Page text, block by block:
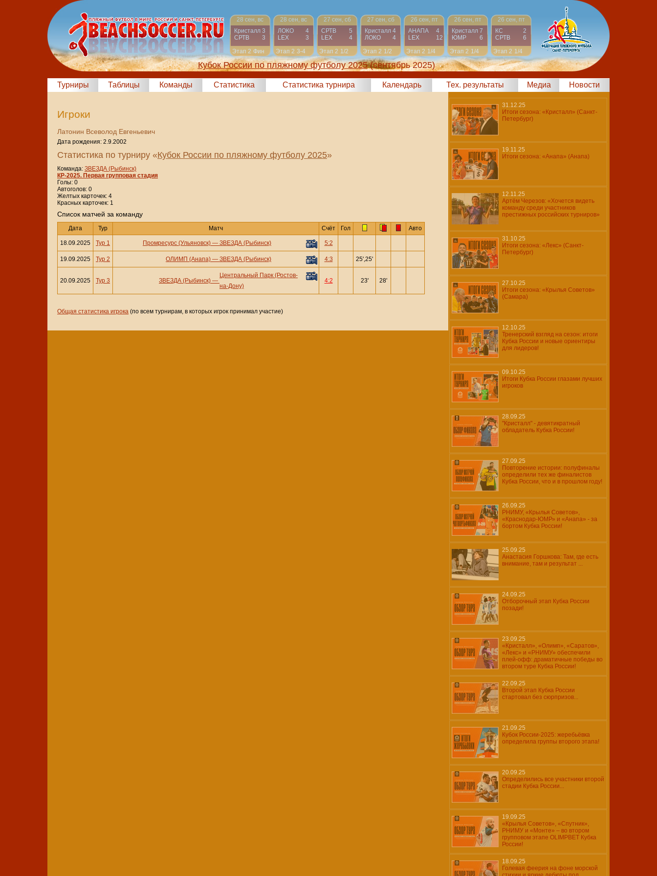
28 сен, вс
Кристалл 3
СРТВ
3
Этап 2 Фин
28 сен, вс
ЛОКО
4
LEX
3
Этап 2 3-4
27 сен, сб
СРТВ
5
LEX
4
Этап 2 1/2
27 сен, сб
Кристалл 4
ЛОКО
4
Этап 2 1/2
26 сен, пт
АНАПА
4
LEX
12
Этап 2 1/4
26 сен, пт
Кристалл 7
ЮМР
6
Этап 2 1/4
26 сен, пт
КС
2
СРТВ
6
Этап 2 1/4
Кубок России по пляжному футболу 2025 (сентябрь 2025)
Турниры Таблицы Команды Статистика Статистика турнира Календарь Тех. результаты Медиа Новости
Игроки
Латонин Всеволод Евгеньевич
Дата рождения: 2.9.2002
Статистика по турниру «Кубок России по пляжному футболу 2025»
Команда: ЗВЕЗДА (Рыбинск)
КР-2025. Первая групповая стадия
Голы: 0
Автоголов: 0
Желтых карточек: 4
Красных карточек: 1
Cписок матчей за команду
Дата Тур Матч Счёт Гол Авто
18.09.2025 Тур 1 Промресурс (Ульяновск) — ЗВЕЗДА (Рыбинск) 5:2
19.09.2025 Тур 2 ОЛИМП (Анапа) — ЗВЕЗДА (Рыбинск) 4:3 25',25'
20.09.2025 Тур 3 ЗВЕЗДА (Рыбинск) —
Центральный Парк (Ростов-
на-Дону)
4:2 23' 28'
Общая статистика игрока (по всем турнирам, в которых игрок принимал участие)
31.12.25
Итоги сезона: «Кристалл» (Санкт-
Петербург)
19.11.25
Итоги сезона: «Анапа» (Анапа)
12.11.25
Артём Черезов: «Хочется видеть
команду среди участников
престижных российских турниров»
31.10.25
Итоги сезона: «Лекс» (Санкт-
Петербург)
27.10.25
Итоги сезона: «Крылья Советов»
(Самара)
12.10.25
Тренерский взгляд на сезон: итоги
Кубка России и новые ориентиры
для лидеров!
09.10.25
Итоги Кубка России глазами лучших
игроков
28.09.25
"Кристалл" - девятикратный
обладатель Кубка России!
27.09.25
Повторение истории: полуфиналы
определили тех же финалистов
Кубка России, что и в прошлом году!
26.09.25
РНИМУ, «Крылья Советов»,
«Краснодар-ЮМР» и «Анапа» - за
бортом Кубка России!
25.09.25
Анастасия Горшкова: Там, где есть
внимание, там и результат ...
24.09.25
Отборочный этап Кубка России
позади!
23.09.25
«Кристалл», «Олимп», «Саратов»,
«Лекс» и «РНИМУ» обеспечили
плей-офф: драматичные победы во
втором туре Кубка России!
22.09.25
Второй этап Кубка России
стартовал без сюрпризов...
21.09.25
Кубок России-2025: жеребьёвка
определила группы второго этапа!
20.09.25
Определились все участники второй
стадии Кубка России...
19.09.25
«Крылья Советов», «Спутник»,
РНИМУ и «Монте» – во втором
групповом этапе OLIMPBET Кубка
России!
18.09.25
Голевая феерия на фоне морской